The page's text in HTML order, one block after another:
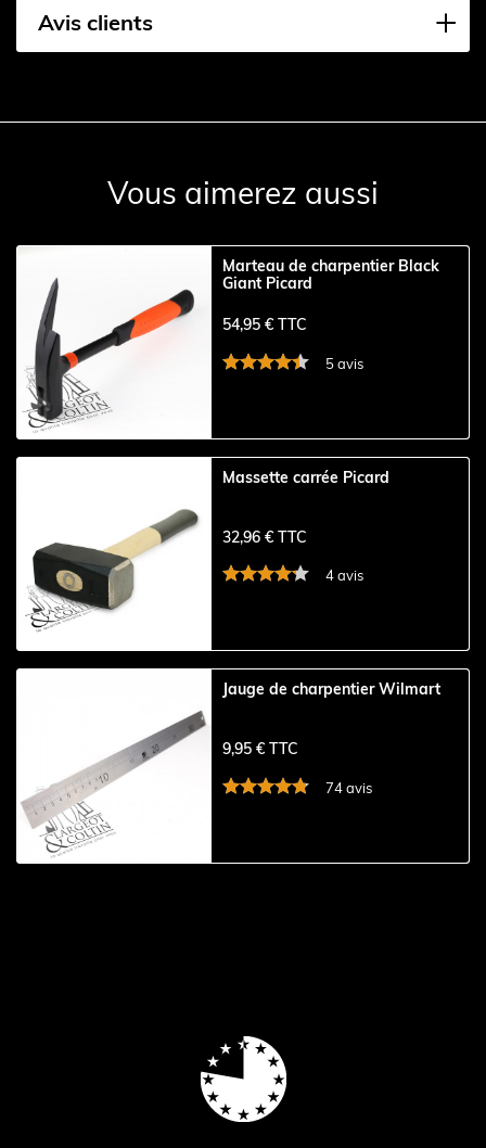
Avis clients
Vous aimerez aussi
Marteau de charpentier Black
Giant Picard
54,95 € TTC
5 avis
Massette carrée Picard
32,96 € TTC
4 avis
Jauge de charpentier Wilmart
9,95 € TTC
74 avis